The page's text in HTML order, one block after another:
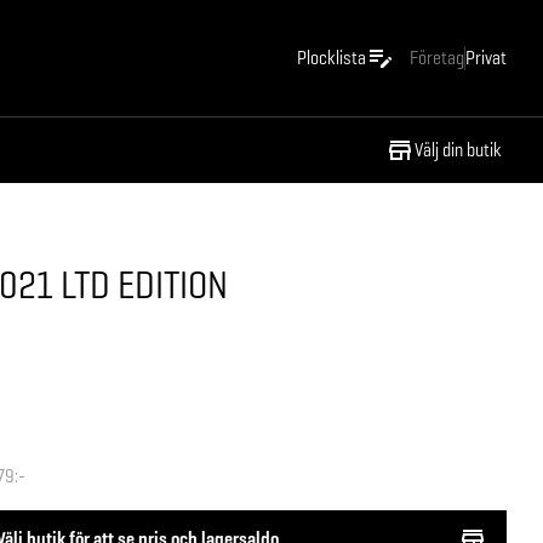
Plocklista FöretagPrivat
Välj din butik
LTD EDITION